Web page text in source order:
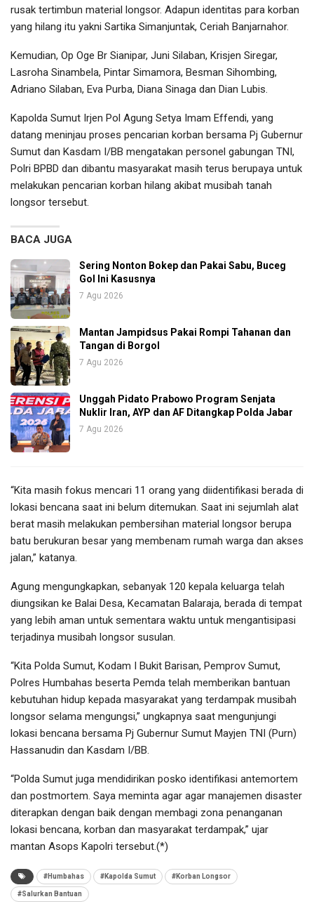
rusak tertimbun material longsor. Adapun identitas para korban
yang hilang itu yakni Sartika Simanjuntak, Ceriah Banjarnahor.
Kemudian, Op Oge Br Sianipar, Juni Silaban, Krisjen Siregar,
Lasroha Sinambela, Pintar Simamora, Besman Sihombing,
Adriano Silaban, Eva Purba, Diana Sinaga dan Dian Lubis.
Kapolda Sumut Irjen Pol Agung Setya Imam Effendi, yang
datang meninjau proses pencarian korban bersama Pj Gubernur
Sumut dan Kasdam I/BB mengatakan personel gabungan TNI,
Polri BPBD dan dibantu masyarakat masih terus berupaya untuk
melakukan pencarian korban hilang akibat musibah tanah
longsor tersebut.
BACA JUGA
Sering Nonton Bokep dan Pakai Sabu, Buceg
Gol Ini Kasusnya
7 Agu 2026
Mantan Jampidsus Pakai Rompi Tahanan dan
Tangan di Borgol
7 Agu 2026
Unggah Pidato Prabowo Program Senjata
Nuklir Iran, AYP dan AF Ditangkap Polda Jabar
7 Agu 2026
“Kita masih fokus mencari 11 orang yang diidentifikasi berada di
lokasi bencana saat ini belum ditemukan. Saat ini sejumlah alat
berat masih melakukan pembersihan material longsor berupa
batu berukuran besar yang membenam rumah warga dan akses
jalan,” katanya.
Agung mengungkapkan, sebanyak 120 kepala keluarga telah
diungsikan ke Balai Desa, Kecamatan Balaraja, berada di tempat
yang lebih aman untuk sementara waktu untuk mengantisipasi
terjadinya musibah longsor susulan.
“Kita Polda Sumut, Kodam I Bukit Barisan, Pemprov Sumut,
Polres Humbahas beserta Pemda telah memberikan bantuan
kebutuhan hidup kepada masyarakat yang terdampak musibah
longsor selama mengungsi,” ungkapnya saat mengunjungi
lokasi bencana bersama Pj Gubernur Sumut Mayjen TNI (Purn)
Hassanudin dan Kasdam I/BB.
“Polda Sumut juga mendidirikan posko identifikasi antemortem
dan postmortem. Saya meminta agar agar manajemen disaster
diterapkan dengan baik dengan membagi zona penanganan
lokasi bencana, korban dan masyarakat terdampak,” ujar
mantan Asops Kapolri tersebut.(*)
#Humbahas #Kapolda Sumut #Korban Longsor
#Salurkan Bantuan